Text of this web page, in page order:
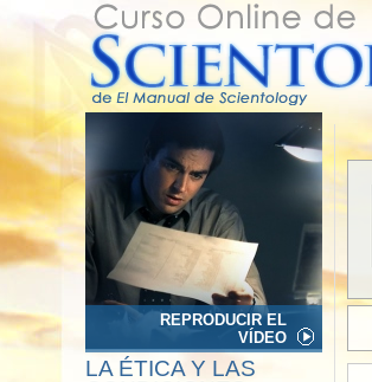
REPRODUCIR EL
VÍDEO
LA ÉTICA Y LAS